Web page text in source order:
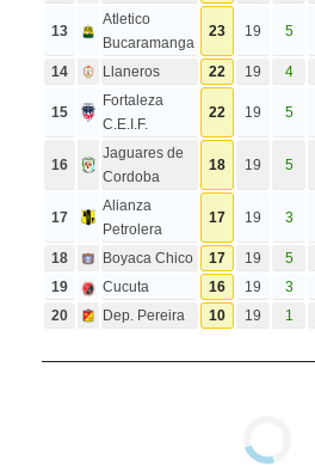
13
Atletico
Bucaramanga
23 19 5
14 Llaneros 22 19 4
15
Fortaleza
C.E.I.F.
22 19 5
16
Jaguares de
Cordoba
18 19 5
17
Alianza
Petrolera
17 19 3
18 Boyaca Chico 17 19 5
19
Cucuta 16 19 3
20
Dep. Pereira 10 19 1